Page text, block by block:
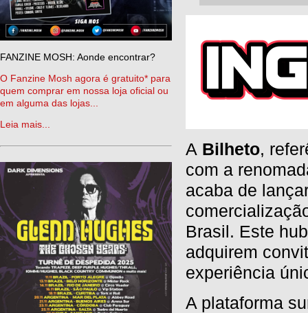
FANZINE MOSH: Aonde encontrar?
O Fanzine Mosh agora é gratuito* para
quem comprar em nossa loja oficial ou
em alguma das lojas...
Leia mais...
A Bilheto,
com a
acaba de
Brasil. Este
adquirem
experiência
A plataforma